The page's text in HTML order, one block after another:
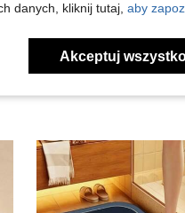
30,00zł
danych, kliknij tutaj, aby
Akceptuj